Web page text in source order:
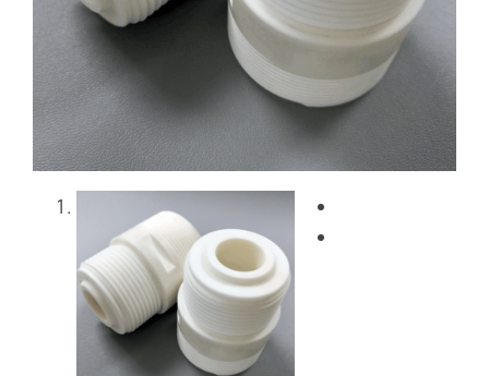
Entre em contacto
Get Instant Quote